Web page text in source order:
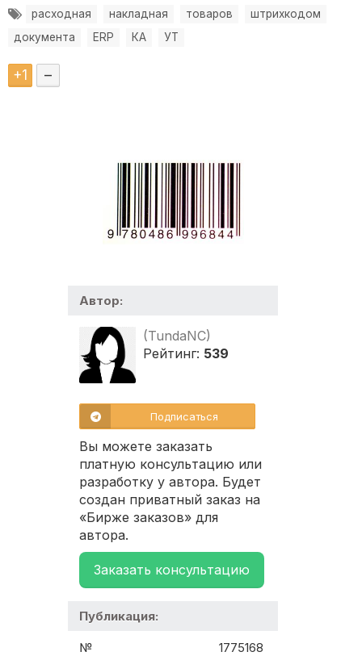
расходная накладная товаров
штрихкодом
документа
ERP КА УТ
+1 –
Автор:
(TundaNC)
Рейтинг: 539
Подписаться
Вы можете заказать
платную консультацию или
разработку у автора. Будет
создан приватный заказ на
«Бирже заказов» для
автора.
Заказать консультацию
Публикация:
№ 1775168